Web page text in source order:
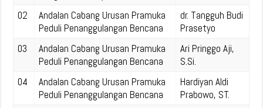
02
Andalan Cabang Urusan Pramuka
Peduli Penanggulangan Bencana
dr. Tangguh Budi
Prasetyo
03
Andalan Cabang Urusan Pramuka
Peduli Penanggulangan Bencana
Ari Pringgo Aji,
S.Si.
04
Andalan Cabang Urusan Pramuka
Peduli Penanggulangan Bencana
Hardiyan Aldi
Prabowo, ST.